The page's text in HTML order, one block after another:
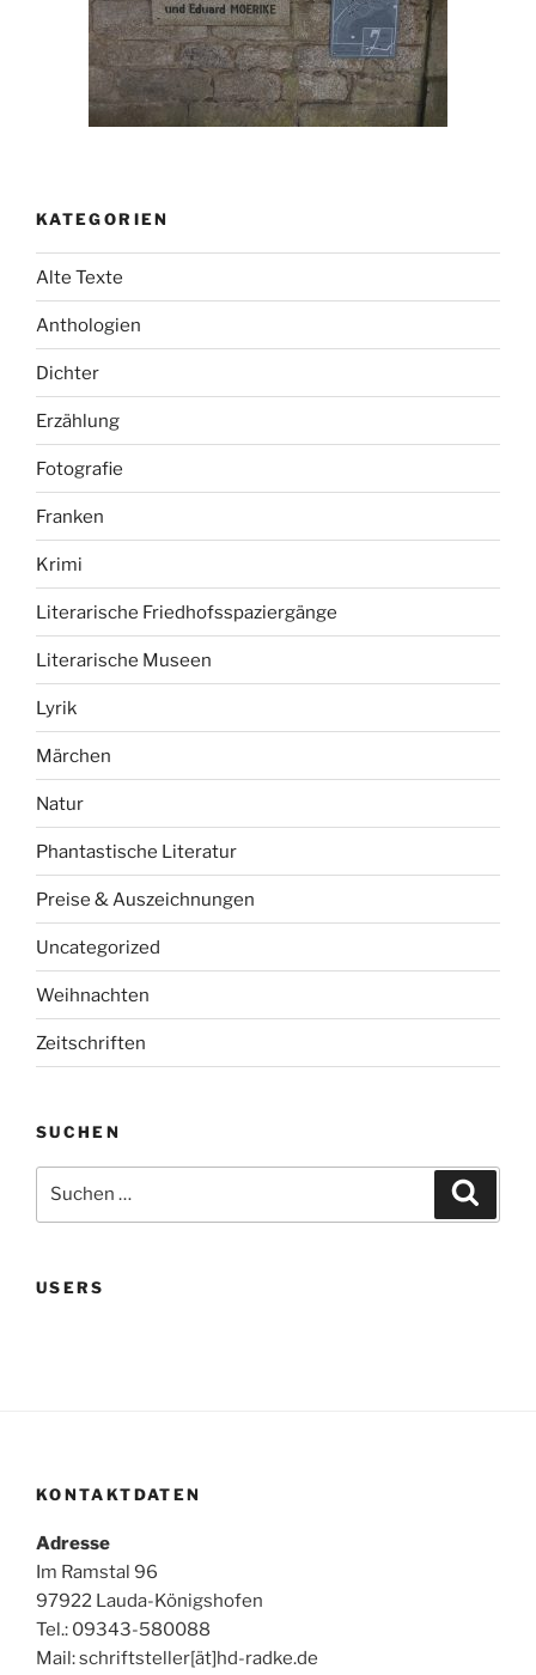
KATEGORIEN
Alte Texte
Anthologien
Dichter
Erzählung
Fotografie
Franken
Krimi
Literarische Friedhofsspaziergänge
Literarische Museen
Lyrik
Märchen
Natur
Phantastische Literatur
Preise & Auszeichnungen
Uncategorized
Weihnachten
Zeitschriften
SUCHEN
nach:
USERS
KONTAKTDATEN
Adresse
Im Ramstal 96
97922 Lauda-Königshofen
Tel.: 09343-580088
Mail: schriftsteller[ät]hd-radke.de